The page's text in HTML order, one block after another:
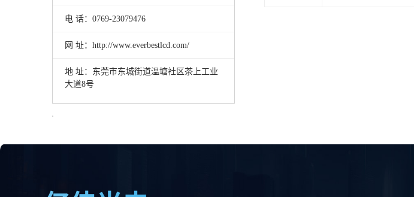
电 话：0769-23079476
网 址：http://www.everbestlcd.com/
地 址：东莞市东城街道温塘社区茶上工业
大道8号